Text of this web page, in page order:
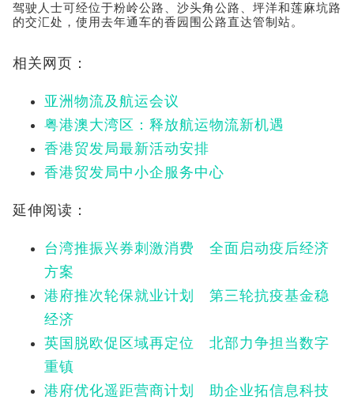
驾驶人士可经位于粉岭公路、沙头角公路、坪洋和莲麻坑路
的交汇处，使用去年通车的香园围公路直达管制站。
相关网页：
亚洲物流及航运会议
粤港澳大湾区：释放航运物流新机遇
香港贸发局最新活动安排
香港贸发局中小企服务中心
延伸阅读：
台湾推振兴券刺激消费 全面启动疫后经济
方案
港府推次轮保就业计划 第三轮抗疫基金稳
经济
英国脱欧促区域再定位 北部力争担当数字
重镇
港府优化遥距营商计划 助企业拓信息科技